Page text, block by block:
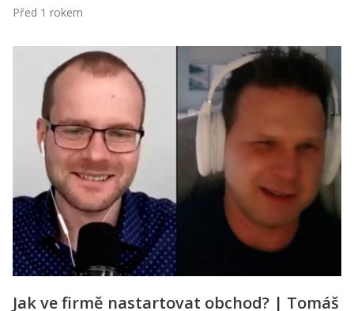
Před 1 rokem
Jak ve firmě nastartovat obchod? | Tomáš